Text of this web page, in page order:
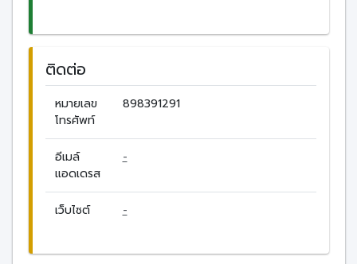
ติดต่อ
หมายเลข
โทรศัพท์
898391291
อีเมล์
แอดเดรส
-
เว็บไซต์ -